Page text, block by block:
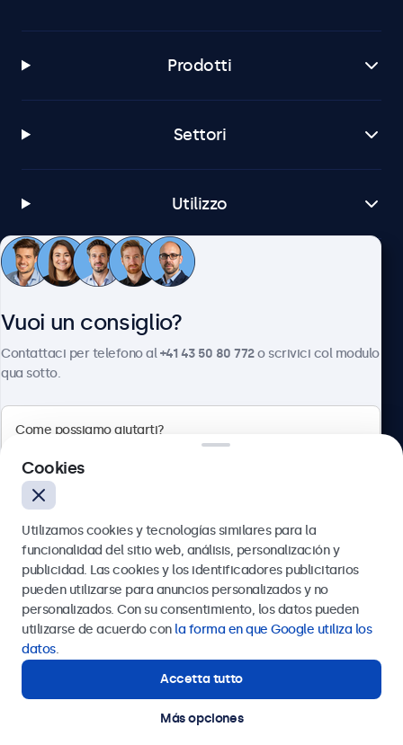
Prodotti
Settori
Utilizzo
Servizio Clienti
4.8/5 la valutazione di 5000+ aziende
Italiano
© 2026 Beetronics
Vuoi un consiglio?
Contattaci per telefono al+41 43 50 80 772o scrivici col modulo
qua sotto.
Inviare
Contatta i nostri esperti.
Cookies
Utilizamos cookies y tecnologías similares para la
funcionalidad del sitio web, análisis, personalización y
publicidad. Las cookies y los identificadores publicitarios
pueden utilizarse para anuncios personalizados y no
personalizados. Con su consentimiento, los datos pueden
utilizarse de acuerdo con la forma en que Google utiliza los
datos.
Accetta tutto
Más opciones